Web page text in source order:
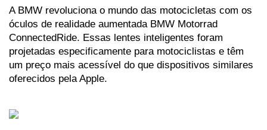
A BMW revoluciona o mundo das motocicletas com os
óculos de realidade aumentada BMW Motorrad
ConnectedRide. Essas lentes inteligentes foram
projetadas especificamente para motociclistas e têm
um preço mais acessível do que dispositivos similares
oferecidos pela Apple.